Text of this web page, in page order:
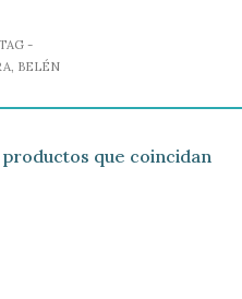
-
BELÉN
que coincidan